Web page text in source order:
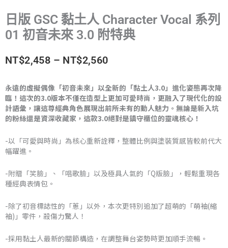
日版 GSC 黏土人 Character Vocal 系列
01 初音未來 3.0 附特典
NT$2,458 – NT$2,560價
範
圍：
NT$2,458
NT$2,560
永遠的虛擬偶像「初音未來」以全新的「黏土人3.0」進化姿態再次降
臨！這次的3.0版本不僅在造型上更加可愛時尚，更融入了現代化的設
計語彙，讓這尊經典角色展現出前所未有的動人魅力。無論是新入坑
的粉絲還是資深收藏家，這款3.0絕對是鎮守櫃位的靈魂核心！
-以「可愛與時尚」為核心重新詮釋，整體比例與塗裝質感皆較前代大
幅躍進。
-附贈「笑臉」、「唱歌臉」以及極具人氣的「Q版臉」，輕鬆重現各
種經典表情包。
-除了初音標誌性的「蔥」以外，本次更特別追加了超萌的「萌袖(縮
袖)」零件，殺傷力驚人！
-採用黏土人最新的關節構造，在調整舞台姿勢時更加順手流暢。